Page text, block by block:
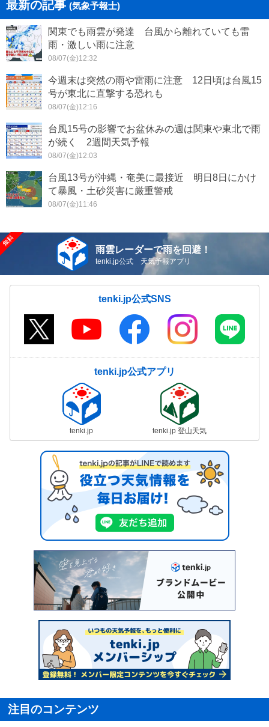
最新の記事 (気象予報士)
関東でも雨雲が発達 台風から離れていても雷
雨・激しい雨に注意
08/07(金)12:32
今週末は突然の雨や雷雨に注意 12日頃は台風15
号が東北に直撃する恐れも
08/07(金)12:16
台風15号の影響でお盆休みの週は関東や東北で雨
が続く 2週間天気予報
08/07(金)12:03
台風13号が沖縄・奄美に最接近 明日8日にかけ
て暴風・土砂災害に厳重警戒
08/07(金)11:46
雨雲レーダーで雨を回避！
tenki.jp公式 天気予報アプリ
tenki.jp公式SNS
tenki.jp公式アプリ
tenki.jp tenki.jp 登山天気
注目のコンテンツ